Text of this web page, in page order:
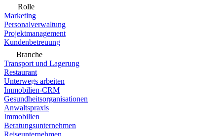
Rolle
Marketing
Personalverwaltung
Projektmanagement
Kundenbetreuung
Branche
Transport und Lagerung
Restaurant
Unterwegs arbeiten
Immobilien-CRM
Gesundheitsorganisationen
Anwaltspraxis
Immobilien
Beratungsunternehmen
Reiseunternehmen